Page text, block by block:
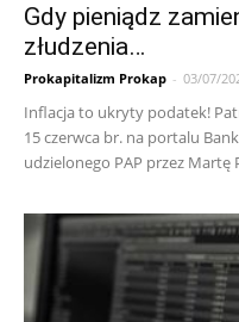
Gdy pieniądz
złudzenia…
Prokapitalizm Prokap - 03/07/
Inflacja to ukryty podatek!
15 czerwca br. na portalu
udzielonego PAP przez Martę